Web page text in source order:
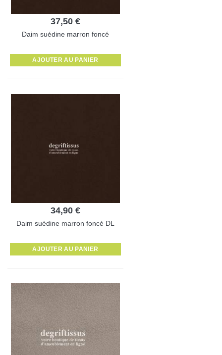
37,50 €
Daim suédine marron foncé
AJOUTER AU PANIER
34,90 €
Daim suédine marron foncé DL
AJOUTER AU PANIER